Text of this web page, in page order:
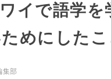
ワイで語学
めにしたこ
集部